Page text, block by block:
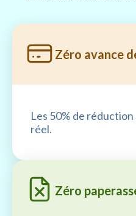
Zéro avance
Les 50% de
réel.
Zéro